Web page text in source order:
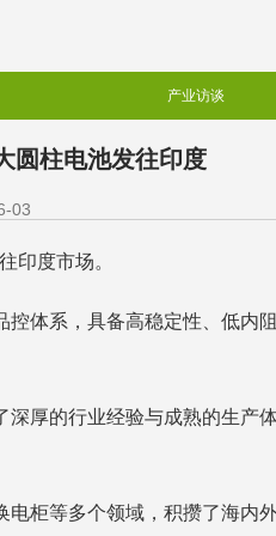
产业访谈
圆柱电池发往印度
03
印度市场。
体系，具备高稳定性、低内
厚的行业经验与成熟的生产
柜等多个领域，积攒了海内